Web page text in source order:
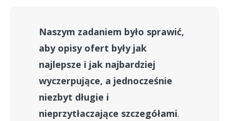
Naszym zadaniem było sprawić,
aby opisy ofert były jak
najlepsze i jak najbardziej
wyczerpujące, a jednocześnie
niezbyt długie i
nieprzytłaczające szczegółami.